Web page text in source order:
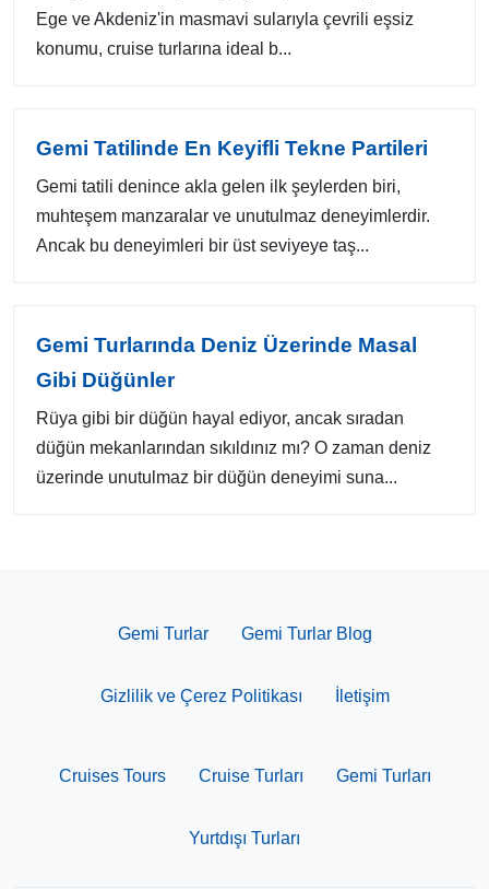
Ege ve Akdeniz'in masmavi sularıyla çevrili eşsiz
konumu, cruise turlarına ideal b...
Gemi Tatilinde En Keyifli Tekne Partileri
Gemi tatili denince akla gelen ilk şeylerden biri,
muhteşem manzaralar ve unutulmaz deneyimlerdir.
Ancak bu deneyimleri bir üst seviyeye taş...
Gemi Turlarında Deniz Üzerinde Masal
Gibi Düğünler
Rüya gibi bir düğün hayal ediyor, ancak sıradan
düğün mekanlarından sıkıldınız mı? O zaman deniz
üzerinde unutulmaz bir düğün deneyimi suna...
Gemi Turlar Gemi Turlar Blog
Gizlilik ve Çerez Politikası İletişim
Cruises Tours Cruise Turları Gemi Turları
Yurtdışı Turları